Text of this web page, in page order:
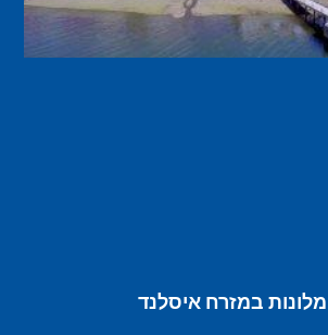
מלונות במזרח איסלנד